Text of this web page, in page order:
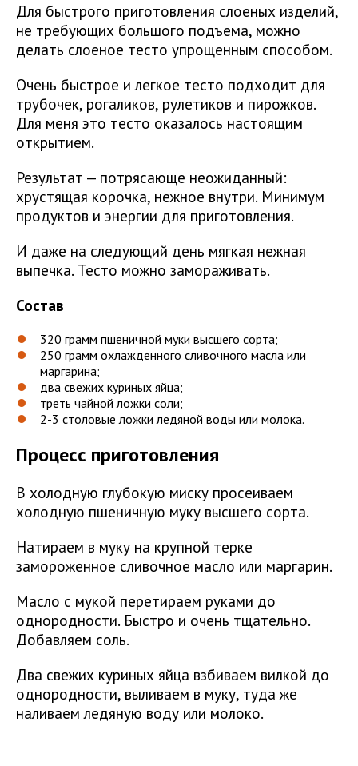
Для быстрого приготовления слоеных изделий,
не требующих большого подъема, можно
делать слоеное тесто упрощенным способом.
Очень быстрое и легкое тесто подходит для
трубочек, рогаликов, рулетиков и пирожков.
Для меня это тесто оказалось настоящим
открытием.
Результат — потрясающе неожиданный:
хрустящая корочка, нежное внутри. Минимум
продуктов и энергии для приготовления.
И даже на следующий день мягкая нежная
выпечка. Тесто можно замораживать.
Состав
320 грамм пшеничной муки высшего сорта;
250 грамм охлажденного сливочного масла или
маргарина;
два свежих куриных яйца;
треть чайной ложки соли;
2-3 столовые ложки ледяной воды или молока.
Процесс приготовления
В холодную глубокую миску просеиваем
холодную пшеничную муку высшего сорта.
Натираем в муку на крупной терке
замороженное сливочное масло или маргарин.
Масло с мукой перетираем руками до
однородности. Быстро и очень тщательно.
Добавляем соль.
Два свежих куриных яйца взбиваем вилкой до
однородности, выливаем в муку, туда же
наливаем ледяную воду или молоко.